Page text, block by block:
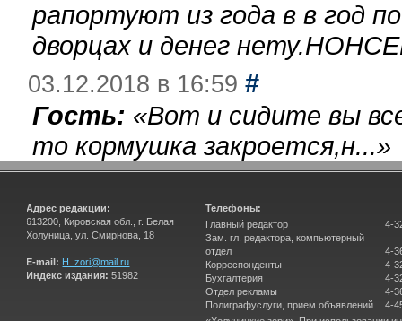
рапортуют из года в в год
дворцах и денег
03.12.2018 в 16:59 #
Гость: «Вот и сидите вы
то кормушка закроется,н...»
Адрес редакции:
613200, Кировская обл., г. Белая
Холуница, ул. Смирнова, 18
E-mail: H_zori@mail.ru
Индекс издания: 51982
Телефоны:
Главный редактор
Зам. гл. редактора, компьютерный
отдел
Корреспонденты
Бухгалтерия
Отдел рекламы
Полиграфуслуги, прием объявлений
4-
4-
4-
4-
4-
4-